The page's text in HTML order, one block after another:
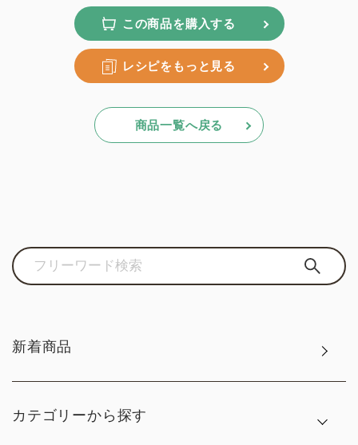
新着商品
カテゴリーから探す
この商品を購入する
レシピをもっと見る
商品一覧へ戻る